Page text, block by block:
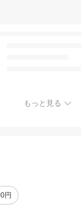
もっと見る
円